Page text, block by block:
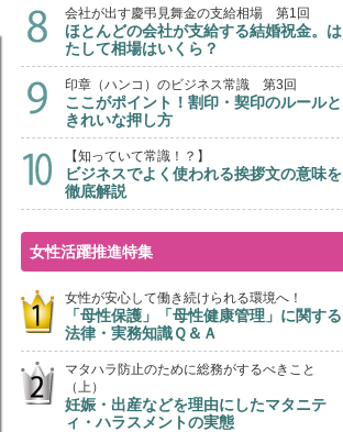
会社が出す慶弔見舞金の支給相場 第1回
ほとんどの会社が支給する結婚祝金。は
たして相場はいくら？
印章（ハンコ）のビジネス常識 第3回
ここがポイント！割印・契印のルールと
きれいな押し方
【知っていて常識！？】
ビジネスでよく使われる挨拶文の意味を
徹底解説
女性活躍推進特集
女性が安心して働き続けられる環境へ！
「母性保護」「母性健康管理」に関する
法律・実務知識Ｑ＆Ａ
マタハラ防止のために総務がするべきこと
（上）
妊娠・出産などを理由にしたマタニテ
ィ・ハラスメントの実態